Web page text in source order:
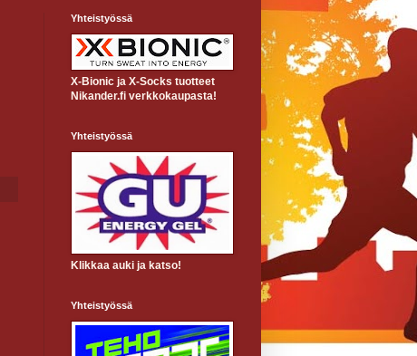
Yhteistyössä
X-Bionic ja X-Socks tuotteet
Nikander.fi verkkokaupasta!
Yhteistyössä
Klikkaa auki ja katso!
Yhteistyössä